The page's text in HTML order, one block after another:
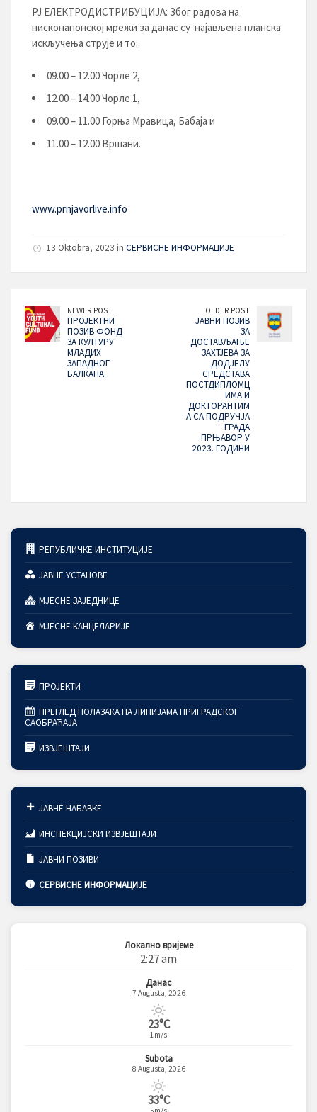
РЈ ЕЛЕКТРОДИСТРИБУЦИЈA: Због радова на
нисконапонској мрежи за данас су најављена планска
искључења струје и то:
09.00 – 12.00 Чорле 2,
12.00 – 14.00 Чорле 1,
09.00 – 11.00 Горња Мравица, Бабаја и
11.00 – 12.00 Вршани.
www.prnjavorlive.info
13 Oktobra, 2023 in СЕРВИСНЕ ИНФОРМАЦИЈЕ
NEWER POST
ПРОЈЕКТНИ
ПОЗИВ ФОНД
ЗА КУЛТУРУ
МЛАДИХ
ЗАПАДНОГ
БАЛКАНА
OLDER POST
ЈАВНИ ПОЗИВ
ЗА
ДОСТАВЉАЊЕ
ЗАХТЈЕВА ЗА
ДОДЈЕЛУ
СРЕДСТАВА
ПОСТДИПЛОМЦ
ИМА И
ДОКТОРАНТИМ
А СА ПОДРУЧЈА
ГРАДА
ПРЊАВОР У
2023. ГОДИНИ
РЕПУБЛИЧКЕ ИНСТИТУЦИЈЕ
ЈАВНЕ УСТАНОВЕ
МЈЕСНЕ ЗАЈЕДНИЦЕ
МЈЕСНЕ КАНЦЕЛАРИЈЕ
ПРОЈЕКТИ
ПРЕГЛЕД ПОЛАЗАКА НА ЛИНИЈАМА ПРИГРАДСКОГ
САОБРАЋАЈА
ИЗВЈЕШТАЈИ
ЈАВНЕ НАБАВКЕ
ИНСПЕКЦИЈСКИ ИЗВЈЕШТАЈИ
ЈАВНИ ПОЗИВИ
СЕРВИСНЕ ИНФОРМАЦИЈЕ
Локално вријеме
2:27 am
Данас
7 Augusta, 2026
23°C
1m/s
Subota
8 Augusta, 2026
33°C